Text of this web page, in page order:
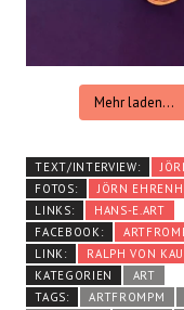
Mehr laden...
TEXT/INTERVIEW:
FOTOS:
JÖRN
LINKS:
HANS-E.ART
FACEBOOK:
LINK:
RALPH VON
KATEGORIEN
ART
TAGS:
ARTFROMPM